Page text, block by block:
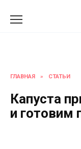
ГЛАВНАЯ » СТАТЬИ
Капуста
и готовим